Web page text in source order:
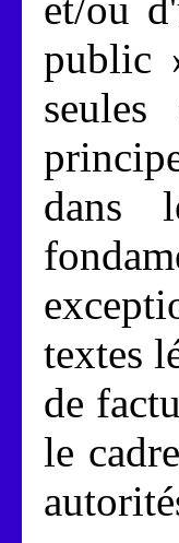
et/ou
public
seules
dans
textes
de
le